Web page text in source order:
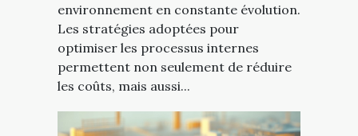
environnement en constante évolution.
Les stratégies adoptées pour
optimiser les processus internes
permettent non seulement de réduire
les coûts, mais aussi...